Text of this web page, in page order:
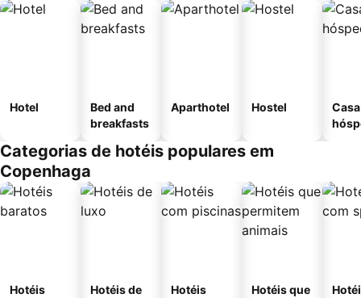
Hotel
Bed and
breakfasts
Aparthotel Hostel
Categorias de hotéis populares em
Copenhaga
Hotéis
Hotéis de
Hotéis
Hotéis que